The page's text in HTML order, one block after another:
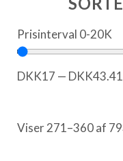
Prisinterval 0-20K
DKK17 — DKK
Viser 271–360 af